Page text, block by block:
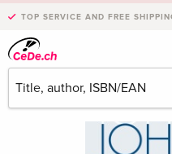
TOP SERVICE AND FREE